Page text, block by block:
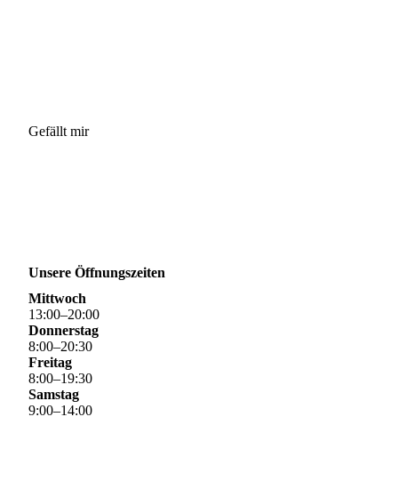
Gefällt mir
Unsere Öffnungszeiten
Mittwoch
13:00–20:00
Donnerstag
8:00–20:30
Freitag
8:00–19:30
Samstag
9:00–14:00